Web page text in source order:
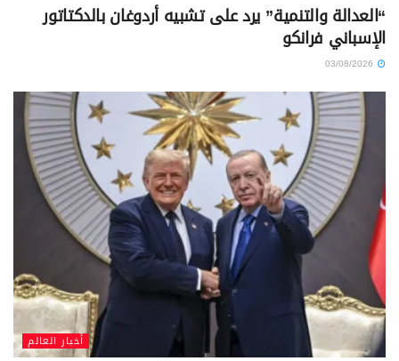
“العدالة والتنمية” يرد على تشبيه أردوغان بالدكتاتور
الإسباني فرانكو
أخبار العالم